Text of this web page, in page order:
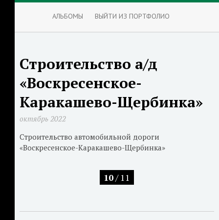
АЛЬБОМЫ ВЫЙТИ ИЗ ПОРТФОЛИО
Строительство а/д
«Воскресенское-
Каракашево-Щербинка»
октябрь 2022
Строительство автомобильной дороги
«Воскресенское-Каракашево-Щербинка»
10/ 11